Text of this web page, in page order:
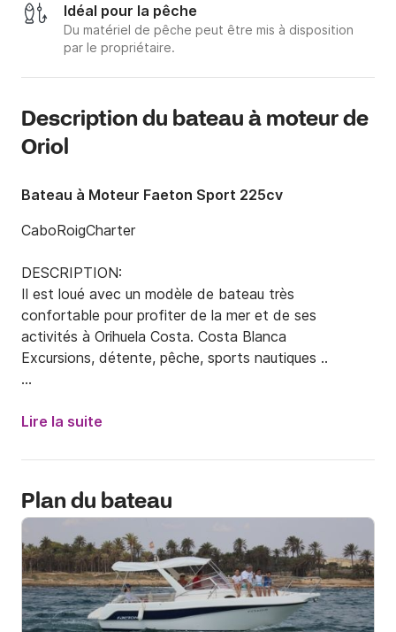
Idéal pour la pêche
Du matériel de pêche peut être mis à disposition
par le propriétaire.
Description du bateau à moteur de
Oriol
Bateau à Moteur Faeton Sport 225cv
CaboRoigCharter
DESCRIPTION:
Il est loué avec un modèle de bateau très
confortable pour profiter de la mer et de ses
activités à Orihuela Costa. Costa Blanca
Excursions, détente, pêche, sports nautiques ..
____________________________________________
PRIX DU DIMANCHE (4 heures): 250 €
-Départ: port de Cabo Roig nº162 à 10h00.
- Arrivées: Puerto de Cabo Roig nº162 à 14h00
____________________________________________
Lire la suite
Plan du bateau